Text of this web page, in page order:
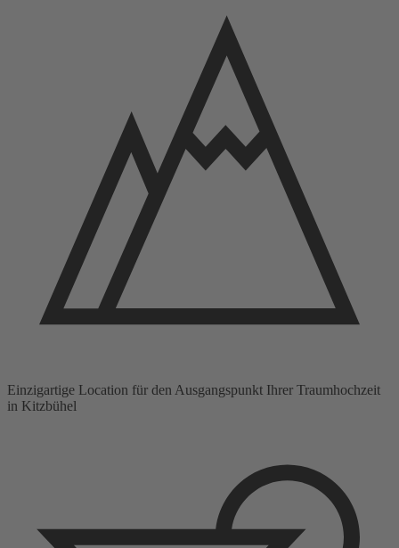
Einzigartige Location für den Ausgangspunkt Ihrer Traumhochzeit
in Kitzbühel